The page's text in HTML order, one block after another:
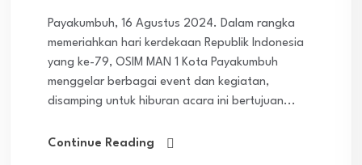
Payakumbuh, 16 Agustus 2024. Dalam rangka
memeriahkan hari kerdekaan Republik Indonesia
yang ke-79, OSIM MAN 1 Kota Payakumbuh
menggelar berbagai event dan kegiatan,
disamping untuk hiburan acara ini bertujuan...
Continue Reading